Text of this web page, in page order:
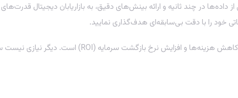
در چند ثانیه و ارائه بینش‌های دقیق، به بازاریابان دیجیتال
خود را با دقت بی‌سابقه‌ای هدف‌گذاری نمایید.